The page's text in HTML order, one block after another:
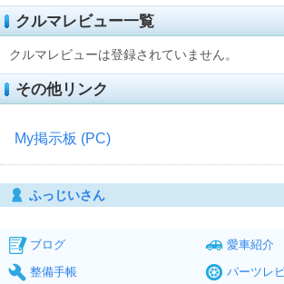
クルマレビュー一覧
クルマレビューは登録されていません。
その他リンク
My掲示板 (PC)
ふっじいさん
ブログ
愛車紹介
整備手帳
パーツレ